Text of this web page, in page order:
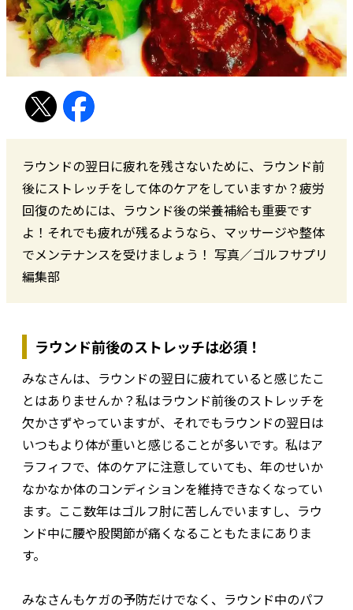
ラウンドの翌日に疲れを残さないために、ラウンド前
後にストレッチをして体のケアをしていますか？疲労
回復のためには、ラウンド後の栄養補給も重要です
よ！それでも疲れが残るようなら、マッサージや整体
でメンテナンスを受けましょう！ 写真／ゴルフサプリ
編集部
ラウンド前後のストレッチは必須！
みなさんは、ラウンドの翌日に疲れていると感じたこ
とはありませんか？私はラウンド前後のストレッチを
欠かさずやっていますが、それでもラウンドの翌日は
いつもより体が重いと感じることが多いです。私はア
ラフィフで、体のケアに注意していても、年のせいか
なかなか体のコンディションを維持できなくなってい
ます。ここ数年はゴルフ肘に苦しんでいますし、ラウ
ンド中に腰や股関節が痛くなることもたまにありま
す。
みなさんもケガの予防だけでなく、ラウンド中のパフ